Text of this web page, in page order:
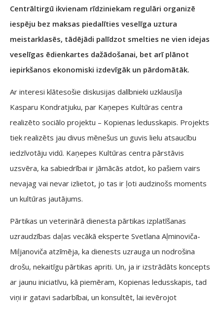
Centrāltirgū ikvienam rīdziniekam regulāri organizē
iespēju bez maksas piedalīties veselīga uztura
meistarklasēs, tādējādi palīdzot smelties ne vien idejas
veselīgas ēdienkartes dažādošanai, bet arī plānot
iepirkšanos ekonomiski izdevīgāk un pārdomātāk.
Ar interesi klātesošie diskusijas dalībnieki uzklausīja
Kasparu Kondratjuku, par Kaņepes Kultūras centra
realizēto sociālo projektu – Kopienas ledusskapis. Projekts
tiek realizēts jau divus mēnešus un guvis lielu atsaucību
iedzīvotāju vidū. Kaņepes Kultūras centra pārstāvis
uzsvēra, ka sabiedrībai ir jāmācās atdot, ko pašiem vairs
nevajag vai nevar izlietot, jo tas ir ļoti audzinošs moments
un kultūras jautājums.
Pārtikas un veterinārā dienesta pārtikas izplatīšanas
uzraudzības daļas vecākā eksperte Svetlana Aļminoviča-
Miļjanoviča atzīmēja, ka dienests uzrauga un nodrošina
drošu, nekaitīgu pārtikas apriti. Un, ja ir izstrādāts koncepts
ar jaunu iniciatīvu, kā piemēram, Kopienas ledusskapis, tad
viņi ir gatavi sadarbībai, un konsultēt, lai ievērojot